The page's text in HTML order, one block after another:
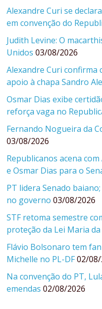
Alexandre Curi se
em convenção do
Judith Levine: O
Unidos 03/08/2026
Alexandre Curi confirma
apoio à chapa Sandro
Osmar Dias exibe
reforça vaga no
Fernando Nogueira da
03/08/2026
Republicanos acena
e Osmar Dias para o
PT lidera Senado
no governo 03/08/2026
STF retoma semestre
proteção da Lei Maria
Flávio Bolsonaro tem
Michelle no PL-DF02/
Na convenção do PT,
emendas 02/08/2026